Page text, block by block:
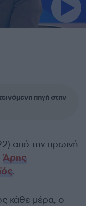
πηγή στην
από την πρωινή
Άρης
.
κάθε μέρα, ο